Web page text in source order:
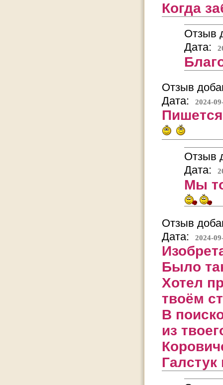
Когда
Отзыв
Дата:
Отзыв
Дата:
2024-
Отзыв
Дата:
Мы
Отзыв
Дата:
2024-
Было
Хотел
твоём
В
из